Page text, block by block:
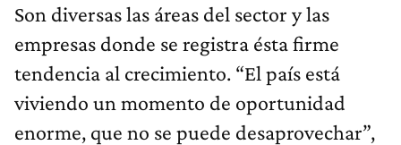
Son diversas las áreas del sector y las
empresas donde se registra ésta firme
tendencia al crecimiento. “El país está
viviendo un momento de oportunidad
enorme, que no se puede desaprovechar”,